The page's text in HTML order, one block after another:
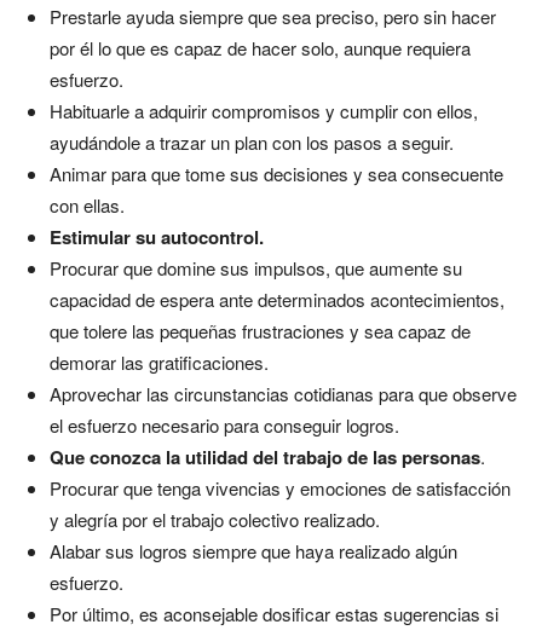
Prestarle ayuda siempre que sea preciso, pero sin hacer
por él lo que es capaz de hacer solo, aunque requiera
esfuerzo.
Habituarle a adquirir compromisos y cumplir con ellos,
ayudándole a trazar un plan con los pasos a seguir.
Animar para que tome sus decisiones y sea consecuente
con ellas.
Estimular su autocontrol.
Procurar que domine sus impulsos, que aumente su
capacidad de espera ante determinados acontecimientos,
que tolere las pequeñas frustraciones y sea capaz de
demorar las gratificaciones.
Aprovechar las circunstancias cotidianas para que observe
el esfuerzo necesario para conseguir logros.
Que conozca la utilidad del trabajo de las personas.
Procurar que tenga vivencias y emociones de satisfacción
y alegría por el trabajo colectivo realizado.
Alabar sus logros siempre que haya realizado algún
esfuerzo.
Por último, es aconsejable dosificar estas sugerencias si